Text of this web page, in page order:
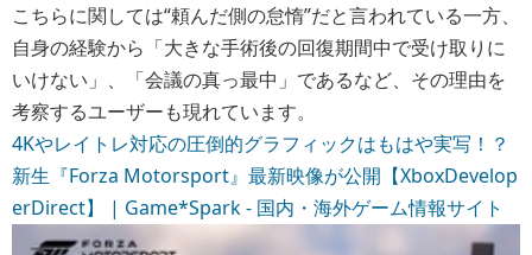
こちらに関しては“頼んだ側の怠惰”だと言われている一方、
自身の経験から「大きな手術後の回復期間中で受け取りに
いけない」、「会議の真っ最中」であるなど、その理由を
考察するユーザーも現れています。
4Kやレイトレ対応の圧倒的グラフィックはもはや実写！？
新生『Forza Motorsport』最新映像が公開【XboxDevelop
erDirect】 | Game*Spark - 国内・海外ゲーム情報サイト